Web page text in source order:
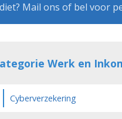
Mail ons of bel voor
Werk en
Cyberverzekering